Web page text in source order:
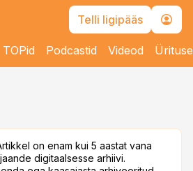
Telli ligipääs
TOPid Podcastid Videod
on enam kui 5 aastat vana
digitaalsesse arhiivi.